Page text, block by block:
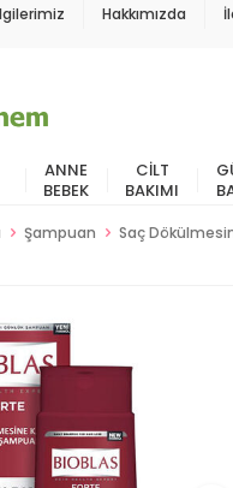
Hakkımızda
ANNE
BEBEK
CILT
BAKIMI
Şampuan Saç